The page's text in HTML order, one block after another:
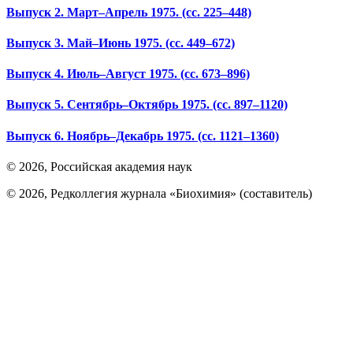
Выпуск 2. Март–Апрель 1975. (сс. 225–448)
Выпуск 3. Май–Июнь 1975. (сс. 449–672)
Выпуск 4. Июль–Август 1975. (сс. 673–896)
Выпуск 5. Сентябрь–Октябрь 1975. (сс. 897–1120)
Выпуск 6. Ноябрь–Декабрь 1975. (сс. 1121–1360)
© 2026, Российская академия наук
© 2026, Редколлегия журнала «Биохимия» (составитель)